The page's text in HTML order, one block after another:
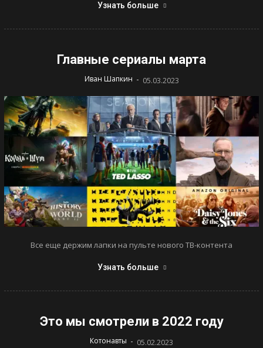
Узнать больше
Главные сериалы марта
Иван Шапкин - 05.03.2023
Все еще держим лапки на пульте нового ТВ-контента
Узнать больше
Это мы смотрели в 2022 году
Котонавты - 05.02.2023